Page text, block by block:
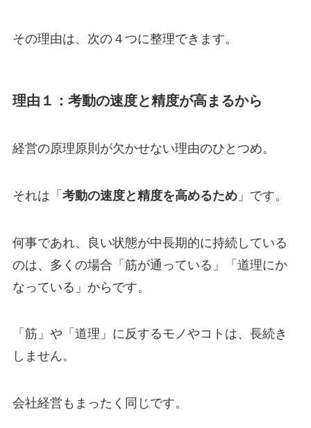
その理由は、次の４つに整理できます。
理由１：考動の速度と精度が高まるから
経営の原理原則が欠かせない理由のひとつめ。
それは「 考動の速度と精度を高めるため」です。
何事であれ、良い状態が中長期的に持続している
のは、多くの場合「筋が通っている」「道理にか
なっている」からです。
「筋」や「道理」に反するモノやコトは、長続き
しません。
会社経営もまったく同じです。